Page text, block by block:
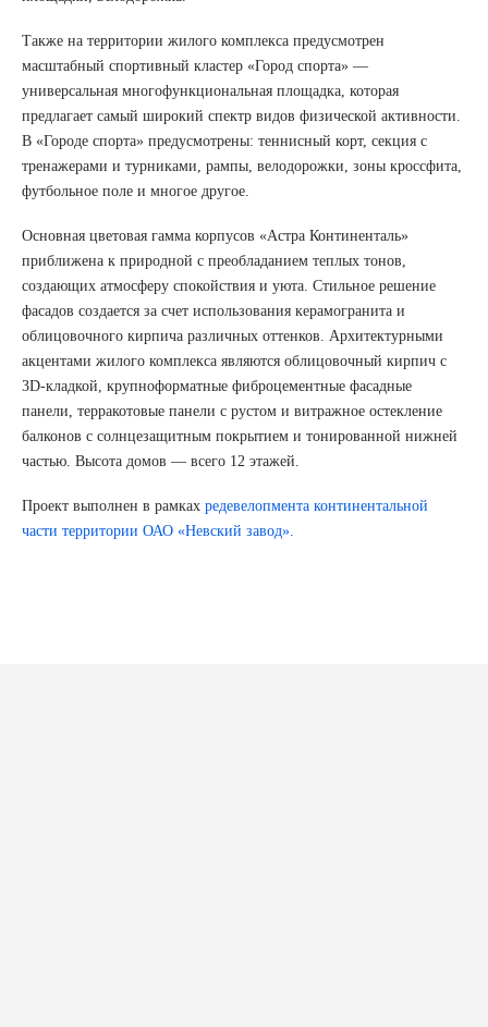
Также на территории жилого комплекса предусмотрен
масштабный спортивный кластер «Город спорта» —
универсальная многофункциональная площадка, которая
предлагает самый широкий спектр видов физической активности.
В «Городе спорта» предусмотрены: теннисный корт, секция с
тренажерами и турниками, рампы, велодорожки, зоны кроссфита,
футбольное поле и многое другое.
Основная цветовая гамма корпусов «Астра Континенталь»
приближена к природной с преобладанием теплых тонов,
создающих атмосферу спокойствия и уюта. Стильное решение
фасадов создается за счет использования керамогранита и
облицовочного кирпича различных оттенков. Архитектурными
акцентами жилого комплекса являются облицовочный кирпич с
3D-кладкой, крупноформатные фиброцементные фасадные
панели, терракотовые панели с рустом и витражное остекление
балконов с солнцезащитным покрытием и тонированной нижней
частью. Высота домов — всего 12 этажей.
Проект выполнен в рамках редевелопмента континентальной
части территории ОАО «Невский завод».